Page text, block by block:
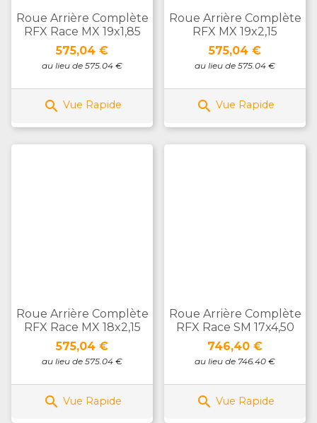
Roue Arrière Complète
RFX Race MX 19x1,85
Prix
575,04 €
au lieu de 575.04 €
 Vue Rapide
Roue Arrière Complète
RFX MX 19x2,15
Prix
575,04 €
au lieu de 575.04 €
 Vue Rapide
Roue Arrière Complète
RFX Race MX 18x2,15
Prix
575,04 €
au lieu de 575.04 €
 Vue Rapide
Roue Arrière Complète
RFX Race SM 17x4,50
Prix
746,40 €
au lieu de 746.40 €
 Vue Rapide